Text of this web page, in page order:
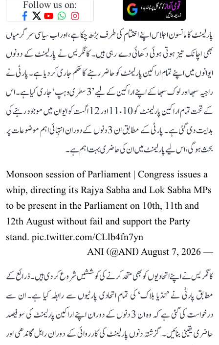
Follow us on:
پارلیمنٹ کا مانسون اجلاس اپنے اختتام کی طرف بڑھ چکا ہے، اور اب سیاسی سرگرمیاں
بھی اچانک تیز ہوتی ہوئی دکھائی دے رہی ہیں۔ کانگریس نے پارلیمنٹ کے دونوں
ایوانوں میں اپنے تمام اراکین پارلیمنٹ کو حاضر رہنے کا حکم جاری کر دیا ہے۔ پارٹی نے
راجیہ سبھا اور لوک سبھا کے اپنے اراکین کے لیے ’3 سطری وہپ‘ جاری کیا ہے۔ اس
کے تحت تمام اراکین پارلیمنٹ کو 10، 11 اور 12 اگست کو ایوان میں موجود رہنے کی
ہدایت دی گئی ہے۔ پارٹی کے مطابق ان 3 دنوں کے دوران انتہائی اہم موضوعات پر
بحث ہوگی، اس لیے پارلیمنٹ میں ان کی حاضری بہت اہم ہے۔
Monsoon session of Parliament | Congress issues a
whip, directing its Rajya Sabha and Lok Sabha MPs
to be present in the Parliament on 10th, 11th and
12th August without fail and support the Party
stand. pic.twitter.com/CLlb4fn7yn
— ANI (@ANI)
August 7, 2026
کانگریس نے اپنے اتحادیوں کو بھی متحد کرنے کی کوششیں شروع کر دی ہیں۔ ذرائع کے
مطابق پارٹی نے ’انڈیا بلاک‘ کی تمام اتحادی پارٹیوں سے رابطہ کیا ہے۔ ان سے
درخواست کی گئی ہے کہ وہ ان 3 دنوں کے دوران اپنے اراکین پارلیمنٹ کی سو فیصد
حاضری یقینی بنائیں۔ گزشتہ دنوں پارلیمنٹ کی کارروائی کے دوران راہل گاندھی اور